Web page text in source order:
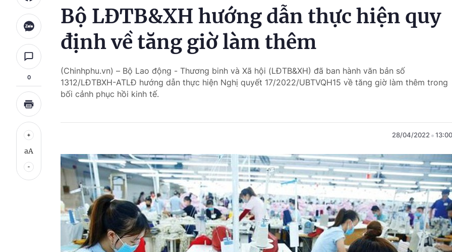
0
aA
Bộ LĐTB&XH hướng dẫn thực hiện quy
định về tăng giờ làm thêm
(Chinhphu.vn) – Bộ Lao động - Thương binh và Xã hội (LĐTB&XH) đã ban hành văn bản số
1312/LĐTBXH-ATLĐ hướng dẫn thực hiện Nghị quyết 17/2022/UBTVQH15 về tăng giờ làm thêm trong
bối cảnh phục hồi kinh tế.
28/04/2022 13:00